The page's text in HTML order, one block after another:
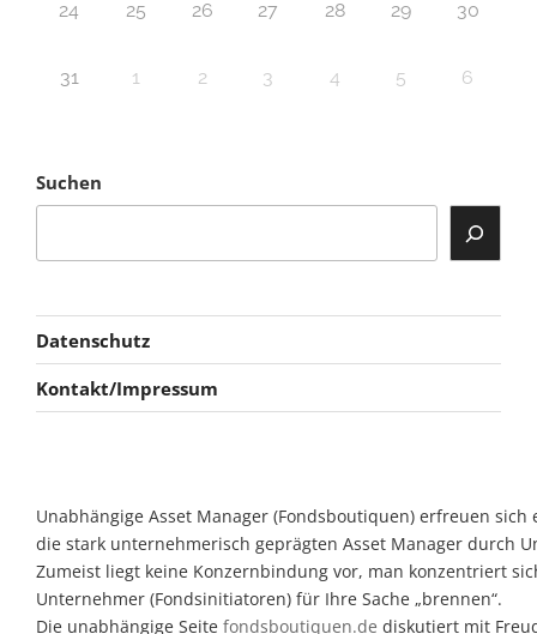
24 25 26 27 28 29 30
31 1 2 3 4 5 6
Suchen
Datenschutz
Kontakt/Impressum
Unabhängige Asset Manager (Fondsboutiquen) erfreuen
die stark unternehmerisch geprägten Asset Manager durch
Zumeist liegt keine Konzernbindung vor, man konzentriert
Unternehmer (Fondsinitiatoren) für Ihre Sache „brennen“.
Die unabhängige Seite fondsboutiquen.de diskutiert mit